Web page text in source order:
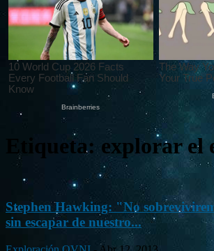
Etiqueta: explorar el
Stephen Hawking: "No
sin escapar de nuestro...